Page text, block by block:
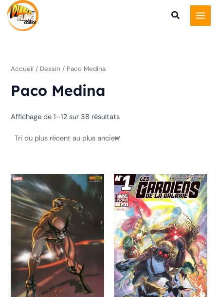
Aller
contenu
Accueil / Dessin / Paco Medina
Paco Medina
Affichage de 1–12 sur 38 résultats